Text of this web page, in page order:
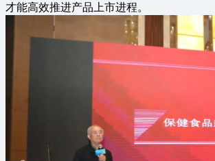
才能高效推进产品上市进程。